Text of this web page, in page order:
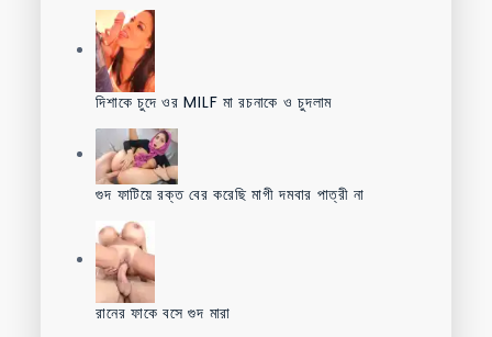
দিশাকে চুদে ওর MILF মা রচনাকে ও চুদলাম
গুদ ফাটিয়ে রক্ত বের করেছি মাগী দমবার পাত্রী না
রানের ফাকে বসে গুদ মারা